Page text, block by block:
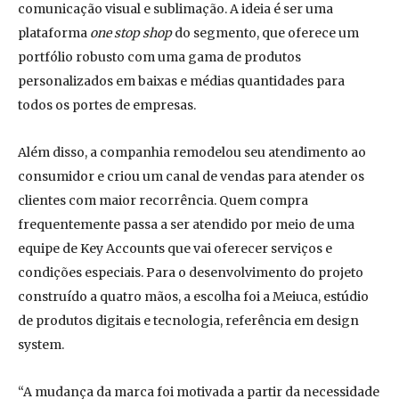
comunicação visual e sublimação. A ideia é ser uma
plataforma one stop shopdo segmento, que oferece um
portfólio robusto com uma gama de produtos
personalizados em baixas e médias quantidades para
todos os portes de empresas.
Além disso, a companhia remodelou seu atendimento ao
consumidor e criou um canal de vendas para atender os
clientes com maior recorrência. Quem compra
frequentemente passa a ser atendido por meio de uma
equipe de Key Accounts que vai oferecer serviços e
condições especiais. Para o desenvolvimento do projeto
construído a quatro mãos, a escolha foi a Meiuca, estúdio
de produtos digitais e tecnologia, referência em design
system.
“A mudança da marca foi motivada a partir da necessidade